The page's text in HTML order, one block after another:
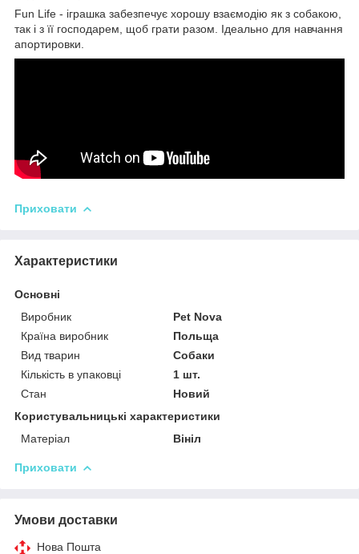
Fun Life - іграшка забезпечує хорошу взаємодію як з собакою,
так і з її господарем, щоб грати разом. Ідеально для навчання
апортировки.
Приховати
Характеристики
Основні
Виробник
Pet Nova
Країна виробник
Польща
Вид тварин
Собаки
Кількість в упаковці
1 шт.
Стан
Новий
Користувальницькі характеристики
Матеріал
Вініл
Приховати
Умови доставки
Нова Пошта